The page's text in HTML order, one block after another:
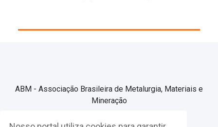
ABM - Associação Brasileira de Metalurgia, Materiais e
Mineração